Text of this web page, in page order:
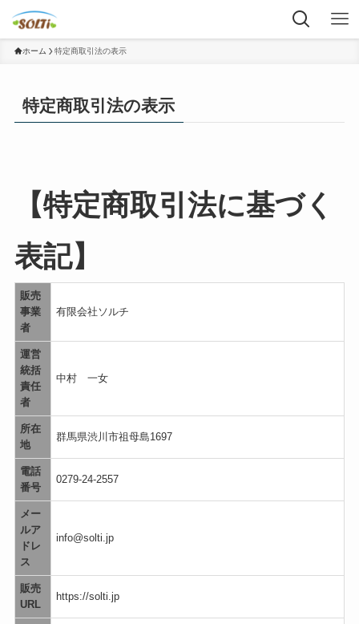
ホーム 特定商取引法の表示
特定商取引法の表示
【特定商取引法に基づく
表記】
販売
事業
者
有限会社ソルチ
運営
統括
責任
者
中村 一女
所在
地
群馬県渋川市祖母島1697
電話
番号
0279-24-2557
メー
ルア
ドレ
ス
info@solti.jp
販売
URL
https://solti.jp